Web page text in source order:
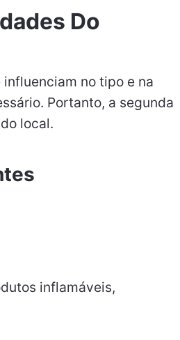
Do
no tipo e na
Portanto, a segunda
local.
inflamáveis,